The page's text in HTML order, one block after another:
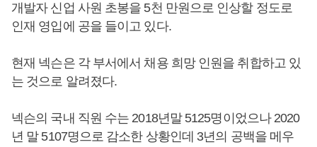
개발자 신업 사원 초봉을 5천 만원으로 인상할 정도로
인재 영입에 공을 들이고 있다.
현재 넥슨은 각 부서에서 채용 희망 인원을 취합하고 있
는 것으로 알려졌다.
넥슨의 국내 직원 수는 2018년말 5125명이었으나 2020
년 말 5107명으로 감소한 상황인데 3년의 공백을 메우